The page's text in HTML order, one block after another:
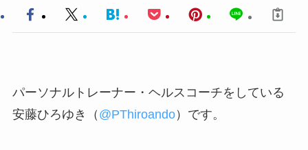
パーソナルトレーナー・ヘルスコーチをしている
安藤ひろゆき（ @PThiroando）です。